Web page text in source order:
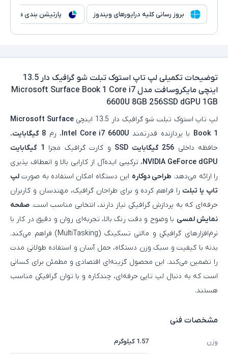
بروز رسانی کلیه درایورهای ویندوز پارتیشن بندی هارد
توضیحات تکمیلی
لپ تاپ استوک تبلت شو گرافیک دار 13.5
اینچی مایکروسافت مدل Microsoft Surface Book 1 Core i7
6600U 8GB 256SSD dGPU 1GB
لپ‌ تاپ استوک تبلت‌ شو گرافیک‌ دار 13.5 اینچی
Microsoft Surface
Book 1 با پردازنده قدرتمند Intel Core i7 6600U، رم 8 گیگابایت
،
حافظه داخلی 256 گیگابایت SSD و کارت گرافیک مجزا
1 گیگابایت
NVIDIA GeForce dGPU، ترکیبی ایده‌آل از کارایی بالا و انعطاف‌ پذیری
را ارائه می‌دهد. طراحی دوکاره این دستگاه امکان استفاده به‌ صورت لپ‌
تاپ یا تبلت را فراهم کرده و برای طراحان گرافیک، مهندسان و کاربران
حرفه‌ای که به پردازش گرافیکی نیاز دارند، انتخابی مناسب است. صفحه
نمایش لمسی با وضوح و دقت رنگ بالا، تجربه‌ای روان و دقیق در کار با
نرم‌افزارهای گرافیکی و مالتی‌ تسکینگ (MultiTasking) فراهم می‌کند.
بدنه با کیفیت و سبک وزن دستگاه، حمل آسان و استفاده طولانی‌ مدت
را تضمین می‌کند. این محصول گزینه‌ای اقتصادی و مطمئن برای کسانی
است که به دنبال لپ‌ تاپی حرفه‌ای، چندکاره و با توان گرافیکی مناسب
هستند.
مشخصات فنی
وزن 1.57 کیلوگرم